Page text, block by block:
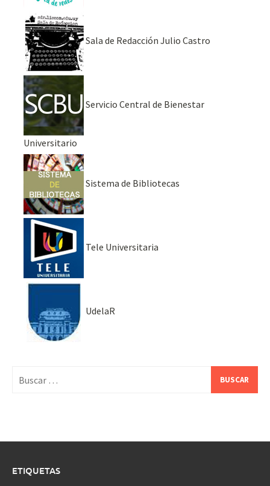
Sala de Redacción Julio Castro
Servicio Central de Bienestar
Universitario
Sistema de Bibliotecas
Tele Universitaria
UdelaR
ETIQUETAS